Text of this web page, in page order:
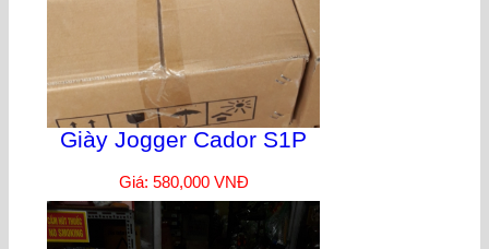
Giày Jogger Cador S1P
Giá: 580,000 VNĐ